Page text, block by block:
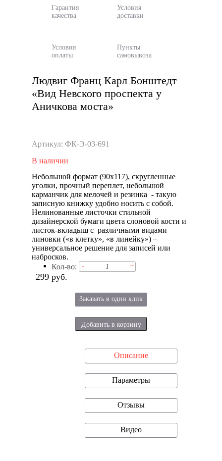
Гарантия
качества
Условия
доставки
Условия
оплаты
Пункты
самовывоза
Людвиг Франц Карл Бонштедт
«Вид Невского проспекта у
Аничкова моста»
Артикул: ФК-Э-03-691
В наличии
Небольшой формат (90х117), скругленные
уголки, прочный переплет, небольшой
карманчик для мелочей и резинка - такую
записную книжку удобно носить с собой.
Нелинованные листочки стильной
дизайнерской бумаги цвета слоновой кости и
листок-вкладыш с различными видами
линовки («в клетку», «в линейку») –
универсальное решение для записей или
набросков.
Кол-во:
- +
299 руб.
Заказать в один клик
Описание
Параметры
Отзывы
Видео